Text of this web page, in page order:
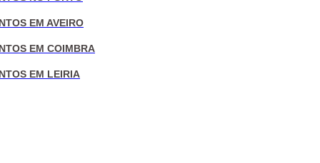
EM AVEIRO
EM COIMBRA
EM LEIRIA